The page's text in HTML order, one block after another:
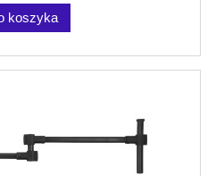
koszyka